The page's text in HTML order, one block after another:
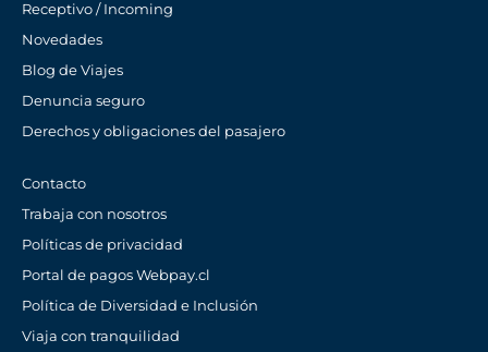
Receptivo / Incoming
Novedades
Blog de Viajes
Denuncia seguro
Derechos y obligaciones del pasajero
Contacto
Trabaja con nosotros
Políticas de privacidad
Portal de pagos Webpay.cl
Política de Diversidad e Inclusión
Viaja con tranquilidad